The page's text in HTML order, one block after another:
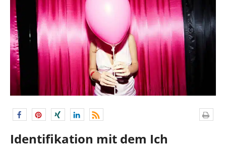
Identifikation mit dem Ich